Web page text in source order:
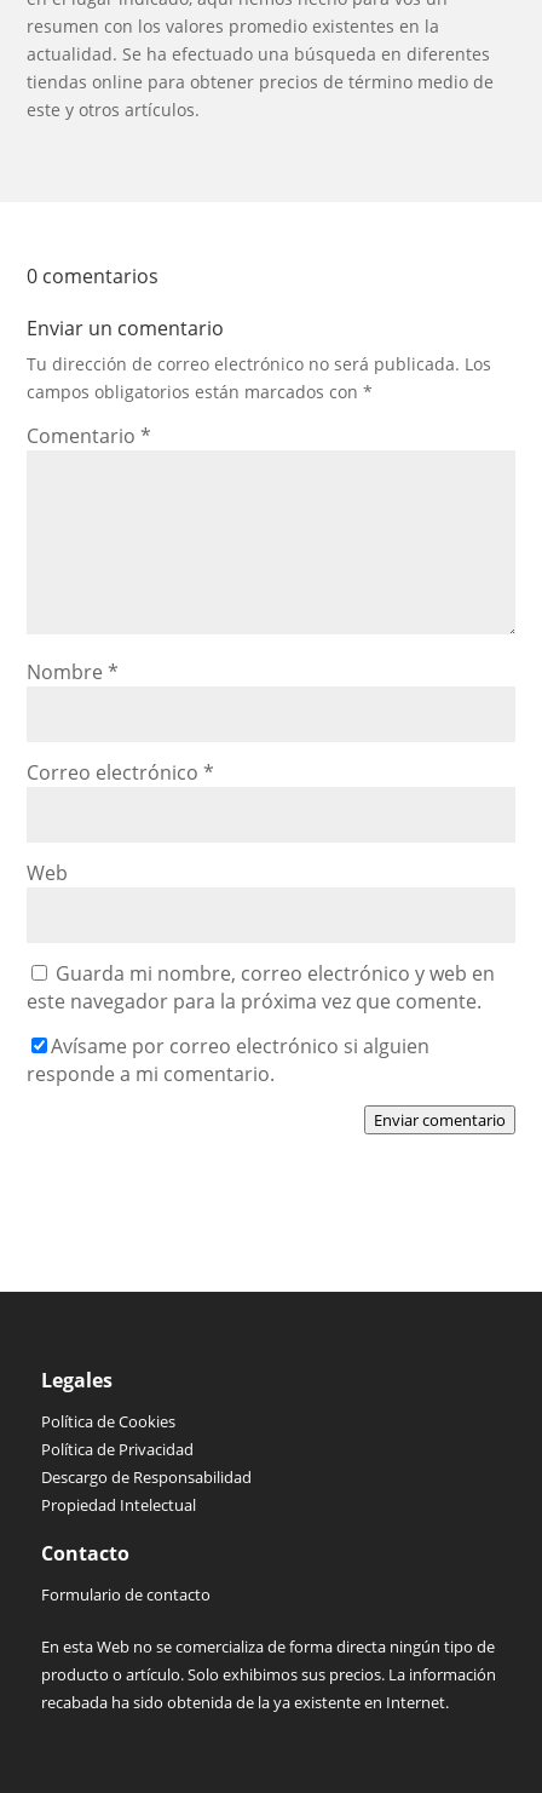
resumen con los valores promedio existentes en la
actualidad. Se ha efectuado una búsqueda en diferentes
tiendas online para obtener precios de término medio de
este y otros artículos.
0 comentarios
Enviar un comentario
Tu dirección de correo electrónico no será publicada. Los
campos obligatorios están marcados con*
Comentario*
Nombre*
Correo electrónico*
Web
Guarda mi nombre, correo electrónico y web en
este navegador para la próxima vez que comente.
Avísame por correo electrónico si alguien
responde a mi comentario.
Enviar comentario
Legales
Política de Cookies
Política de Privacidad
Descargo de Responsabilidad
Propiedad Intelectual
Contacto
Formulario de contacto
En esta Web no se comercializa de forma directa ningún tipo de
producto o artículo. Solo exhibimos sus precios. La información
recabada ha sido obtenida de la ya existente en Internet.